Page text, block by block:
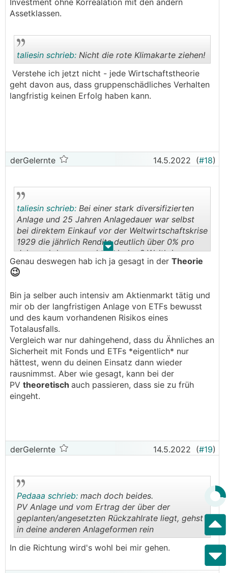
Investment ohne Korrealation mit den andern
Assetklassen.
.
taliesin schrieb: Nicht die rote Klimakarte ziehen!
Verstehe ich jetzt nicht - jede Wirtschaftstheorie
geht davon aus, dass gruppenschädliches Verhalten
langfristig keinen Erfolg haben kann.
derGelernte 14.5.2022 (#18)
. .
taliesin schrieb: Bei einer stark diversifizierten
Anlage und 25 Jahren Anlagedauer war selbst
bei direktem Einkauf vor der Weltwirtschaftskrise
1929 die jährlich Rendite deutlich über 0% pro
Jahr und da war auch noch der 2.Weltkrieg
dazwischen.
Genau deswegen hab ich ja gesagt in der Theorie
😉
Bin ja selber auch intensiv am Aktienmarkt tätig und
mir ob der langfristigen Anlage von ETFs bewusst
und des kaum vorhandenen Risikos eines
Totalausfalls.
Vergleich war nur dahingehend, dass du Ähnliches an
Sicherheit mit Fonds und ETFs *eigentlich* nur
hättest, wenn du deinen Einsatz dann wieder
rausnimmst. Aber wie gesagt, kann bei der
PV theoretisch auch passieren, dass sie zu früh
eingeht.
derGelernte 14.5.2022 (#19)
..
Pedaaa schrieb: mach doch beides.
PV Anlage und vom Ertrag der über der
geplanten/angesetzten Rückzahlrate liegt, gehst
in deine anderen Anlageformen rein
In die Richtung wird's wohl bei mir gehen.